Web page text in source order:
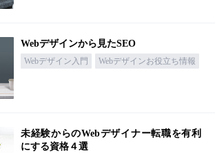
Webデザインから見たSEO
Webデザイン入門 Webデザインお役立ち情報
未経験からのWebデザイナー転職を有利
にする資格４選